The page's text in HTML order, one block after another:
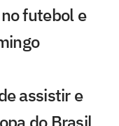
futebol e
assistir e
do Brasil